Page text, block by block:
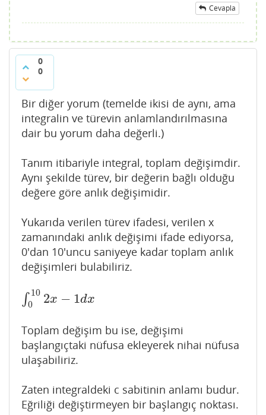
Cevapla
0
0
Bir diğer yorum (temelde ikisi de aynı, ama
integralin ve türevin anlamlandırılmasına
dair bu yorum daha değerli.)
Tanım itibariyle integral, toplam değişimdir.
Aynı şekilde türev, bir değerin bağlı olduğu
değere göre anlık değişimidir.
Yukarıda verilen türev ifadesi, verilen x
zamanındaki anlık değişimi ifade ediyorsa,
0'dan 10'uncu saniyeye kadar toplam anlık
değişimleri bulabiliriz.
∫ 10
0
2x − 1dx
∫010 2x− 1d x
Toplam değişim bu ise, değişimi
başlangıçtaki nüfusa ekleyerek nihai nüfusa
ulaşabiliriz.
Zaten integraldeki c sabitinin anlamı budur.
Eğriliği değiştirmeyen bir başlangıç noktası.